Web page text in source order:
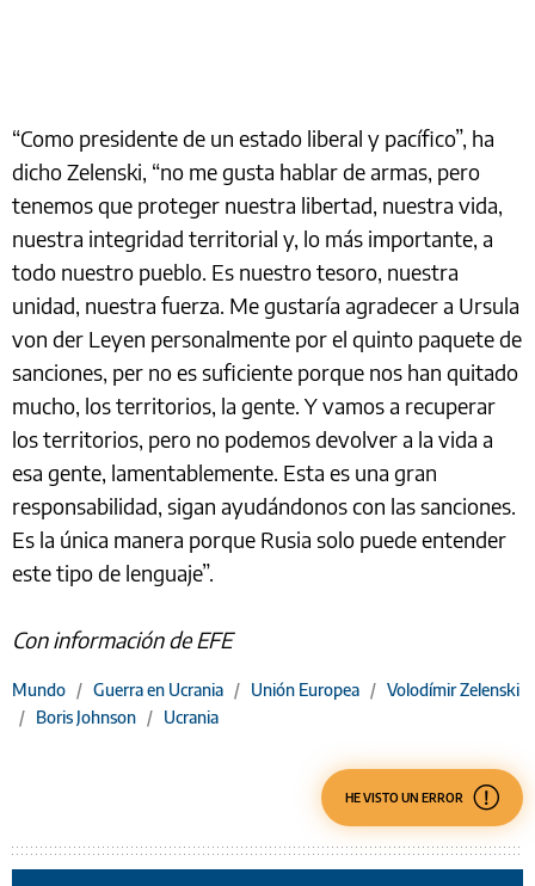
“Como presidente de un estado liberal y pacífico”, ha
dicho Zelenski, “no me gusta hablar de armas, pero
tenemos que proteger nuestra libertad, nuestra vida,
nuestra integridad territorial y, lo más importante, a
todo nuestro pueblo. Es nuestro tesoro, nuestra
unidad, nuestra fuerza. Me gustaría agradecer a Ursula
von der Leyen personalmente por el quinto paquete de
sanciones, per no es suficiente porque nos han quitado
mucho, los territorios, la gente. Y vamos a recuperar
los territorios, pero no podemos devolver a la vida a
esa gente, lamentablemente. Esta es una gran
responsabilidad, sigan ayudándonos con las sanciones.
Es la única manera porque Rusia solo puede entender
este tipo de lenguaje”.
Con información de EFE
Mundo / Guerra en Ucrania / Unión Europea / Volodímir Zelenski
/ Boris Johnson / Ucrania
HE VISTO UN ERROR